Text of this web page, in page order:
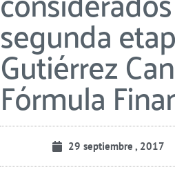
segunda
Gutiérrez
Fórmula
29 septiembre , 2017